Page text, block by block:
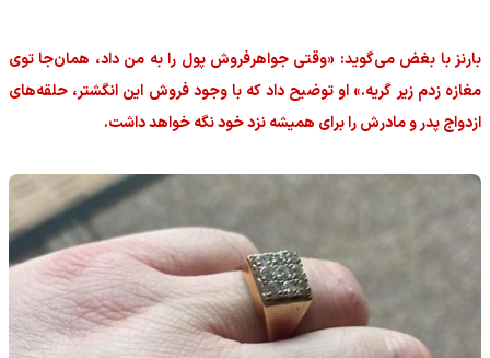
بارنز با بغض می‌گوید: «وقتی جواهرفروش پول را به من داد، همان‌جا توی
مغازه زدم زیر گریه.» او توضیح داد که با وجود فروش این انگشتر، حلقه‌های
ازدواج پدر و مادرش را برای همیشه نزد خود نگه خواهد داشت.